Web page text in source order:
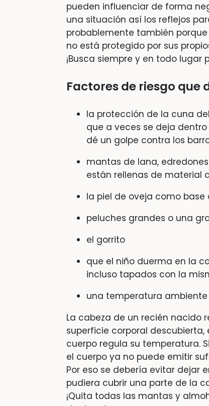
pueden influenciar de forma
una situación así los reflejos
probablemente también
no está protegido por sus
¡Busca siempre y en todo
Factores de riesgo que
la protección de la cuna
que a veces se deja
dé un golpe contra los
mantas de lana,
están rellenas de material
la piel de oveja como
peluches grandes o una
el gorrito
que el niño duerma en la
incluso tapados con la
una temperatura
La cabeza de un recién nacido
superficie corporal
cuerpo regula su temperatura.
el cuerpo ya no puede emitir
Por eso se debería evitar dejar
pudiera cubrir una parte de la
¡Quita todas las mantas y